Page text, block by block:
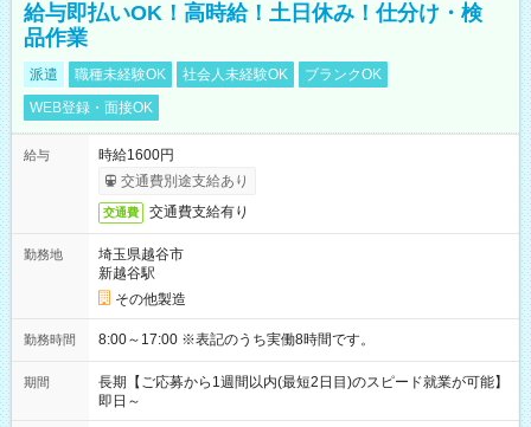
給与即払いOK！高時給！土日休み！仕分け・検
品作業
派遣 職種未経験OK 社会人未経験OK
ブランクOK
WEB登録・面接OK
給与
時給1600円
交通費別途支給あり
交通費 交通費支給有り
勤務地
埼玉県越谷市
新越谷駅
その他製造
勤務時間 8:00～17:00 ※表記のうち実働8時間です。
期間
長期【ご応募から1週間以内(最短2日目)のスピード就業が可能】
即日～